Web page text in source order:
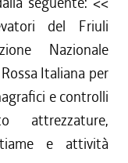
del Friuli
Nazionale
Italiana per
e controlli
attrezzature,
e attività